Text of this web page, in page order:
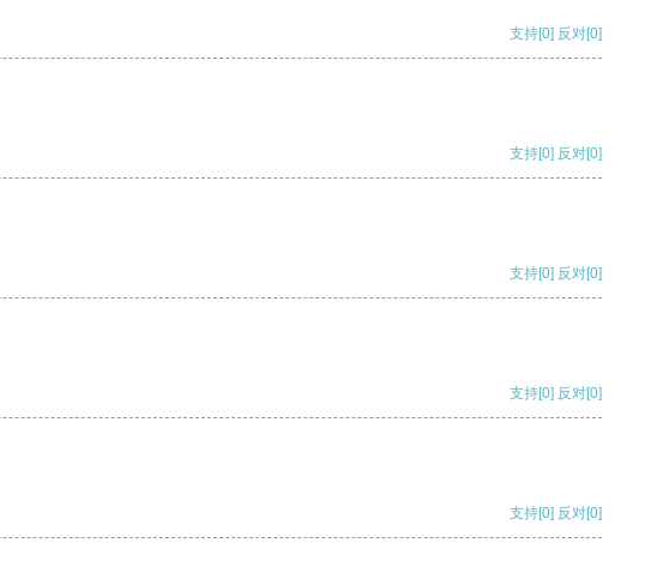
支持[0] 反对[0]
支持[0] 反对[0]
支持[0] 反对[0]
支持[0] 反对[0]
支持[0] 反对[0]